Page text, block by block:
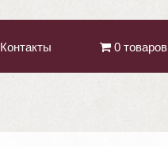
Контакты 0 товаров